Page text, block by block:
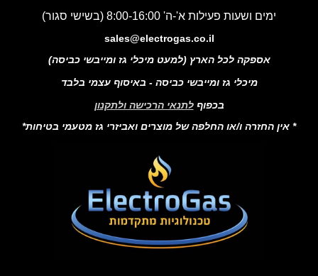
ימים ושעות פעילות א'-ה' 8:00-16:00 (בשישי סגור)
sales@electrogas.co.il
אספקה לכל הארץ (למעט מיכלי גז ומייבשי כביסה)
מיכלי גז ומייבשי כביסה - באיסוף עצמי בלבד
בכפוף לתנאי הרכישה ולתקנון
* אין החזרה ו/או החלפה של מוצרים ואביזרי גז מטעמי בטיחות*